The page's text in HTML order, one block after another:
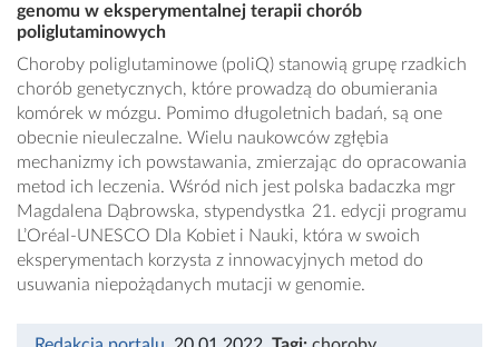
genomu w eksperymentalnej terapii chorób
poliglutaminowych
Choroby poliglutaminowe (poliQ) stanowią grupę rzadkich
chorób genetycznych, które prowadzą do obumierania
komórek w mózgu. Pomimo długoletnich badań, są one
obecnie nieuleczalne. Wielu naukowców zgłębia
mechanizmy ich powstawania, zmierzając do opracowania
metod ich leczenia. Wśród nich jest polska badaczka mgr
Magdalena Dąbrowska, stypendystka 21. edycji programu
L’Oréal-UNESCO Dla Kobiet i Nauki, która w swoich
eksperymentach korzysta z innowacyjnych metod do
usuwania niepożądanych mutacji w genomie.